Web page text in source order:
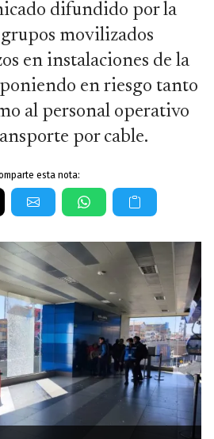
difundido por la
movilizados
en instalaciones de la
en riesgo tanto
al personal operativo
por cable.
esta nota: